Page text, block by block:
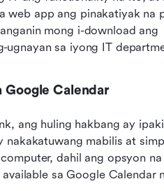
web app ang pinakatiyak na
mong i-download ang
sa iyong IT
Google Calendar
ang huling hakbang ay
mabilis at
dahil ang opsyon
sa Google Calendar